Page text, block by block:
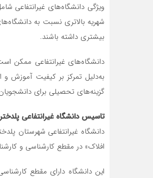
ویژگی دانشگاه‌های غیرانتفاعی
شهریه بالاتری نسبت به
بیشتری داشته باشند.
دانشگاه‌های غیرانتفاعی ممکن
به‌دلیل تمرکز بر کیفیت آموزش و
گزینه‌های تحصیلی برای
تاسیس دانشگاه غیرانتفاعی پلدختر
افلاک» در مقطع کارشناسی و